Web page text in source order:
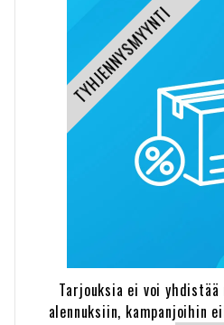
TYHJENNYSMYYNTI
Tarjouksia ei voi
alennuksiin, kampanjoihin